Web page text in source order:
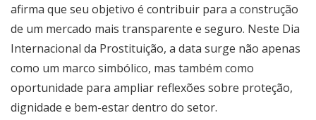
afirma que seu objetivo é contribuir para a construção
de um mercado mais transparente e seguro. Neste Dia
Internacional da Prostituição, a data surge não apenas
como um marco simbólico, mas também como
oportunidade para ampliar reflexões sobre proteção,
dignidade e bem-estar dentro do setor.